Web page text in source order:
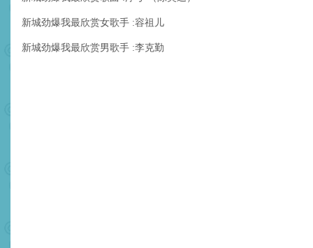
新城劲爆我最欣赏女歌手 :容祖儿
新城劲爆我最欣赏男歌手 :李克勤